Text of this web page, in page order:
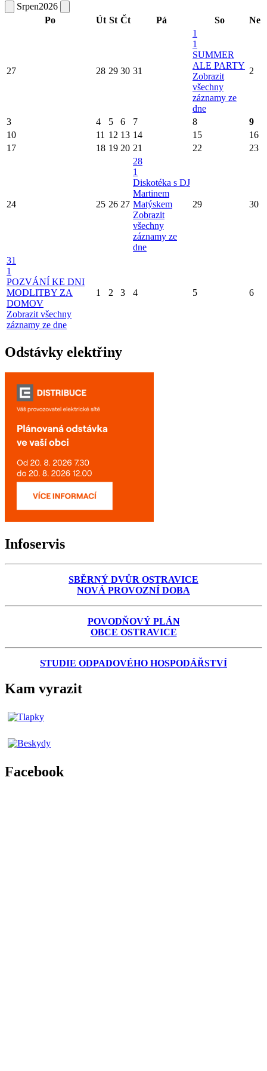
Srpen2026
Po
Út St Čt Pá So Ne
27 28 29 30 31
1
1
SUMMER
ALE PARTY
Zobrazit
všechny
záznamy ze
dne
2
3 4 5 6 7 8
9
10
11 12 13 14 15
16
17
18 19 20 21 22 23
24 25 26 27
28
1
Diskotéka s DJ
Martinem
Matýskem
Zobrazit
všechny
záznamy ze
dne
29 30
31
1
POZVÁNÍ KE DNI
MODLITBY ZA
DOMOV
Zobrazit všechny
záznamy ze dne
1 2 3 4 5 6
Odstávky elektřiny
Infoservis
SBĚRNÝ DVŮR OSTRAVICE
NOVÁ PROVOZNÍ DOBA
POVODŇOVÝ PLÁN
OBCE OSTRAVICE
STUDIE ODPADOVÉHO HOSPODÁŘSTVÍ
Kam vyrazit
Facebook